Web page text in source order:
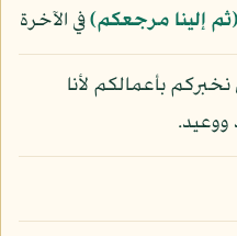
﴿ثم إلينا مرجعكم﴾في الآخرة
بأعمالكم لأنا
ووعيد.